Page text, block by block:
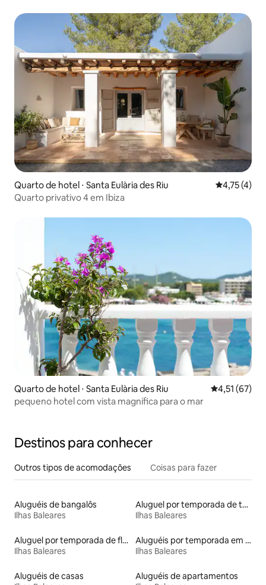
Quarto de hotel ⋅ Santa Eulària des Riu 4,75 de
4,75 (4)
Quarto privativo 4 em Ibiza
Quarto de hotel ⋅ Santa Eulària des Riu 4,51 de uma
4,51 (67)
pequeno hotel com vista magnífica para o mar
Destinos para conhecer
Outros tipos de acomodações Coisas para fazer
Aluguéis de bangalôs
Ilhas Baleares
Aluguel por temporada de townhouses
Ilhas Baleares
Aluguel por temporada de flats
Ilhas Baleares
Aluguéis por temporada em hotéis-fazenda
Ilhas Baleares
Aluguéis de casas
Aluguéis de apartamentos